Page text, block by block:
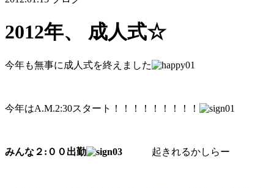
2012年、 成人式☆
今年も無事に成人式を終えました
今年はA.M.2:30スタート！！！！！！！！！
みんな２:００出勤 起きれるかしらー